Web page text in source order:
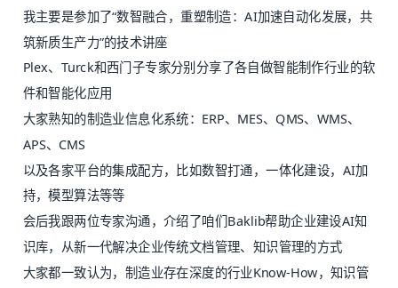
我主要是参加了“数智融合，重塑制造：AI加速自动化发展，共
筑新质生产力”的技术讲座
Plex、Turck和西门子专家分别分享了各自做智能制作行业的软
件和智能化应用
大家熟知的制造业信息化系统：ERP、MES、QMS、WMS、
APS、CMS
以及各家平台的集成配方，比如数智打通，一体化建设，AI加
持，模型算法等等
会后我跟两位专家沟通，介绍了咱们Baklib帮助企业建设AI知
识库，从新一代解决企业传统文档管理、知识管理的方式
大家都一致认为，制造业存在深度的行业Know-How，知识管